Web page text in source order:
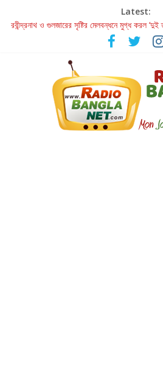
Latest:
রবীন্দ্রনাথ ও গুলজারের সৃষ্টির মেলবন্ধনে মুগ্ধ করল ‘দুই
কলের গান থেকে রীলস্ — বাঙালির গান শোনার বিবর্তনের
জগন্নাথমঙ্গলম্ — বাংলায় প্রথমবার মঞ্চে এবার
Retribution: A Thought-Provoking
Our Understanding of Justice
হাওয়া বদলের টলিউডে ‘তুমি এলে তাই’